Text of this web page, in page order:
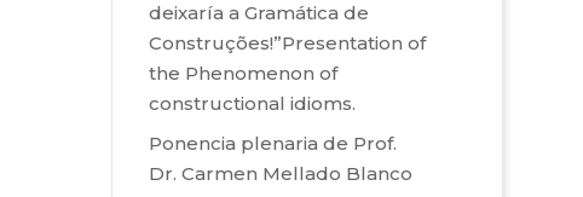
deixaría a Gramática de
Construções!”Presentation of
the Phenomenon of
constructional idioms.
Ponencia plenaria de Prof.
Dr. Carmen Mellado Blanco